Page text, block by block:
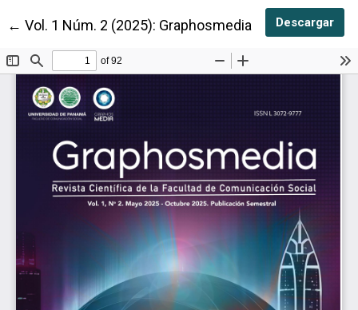
← Volver a los detalles del artículo
Vol. 1 Núm. 2 (2025): Graphosmedia Descargar